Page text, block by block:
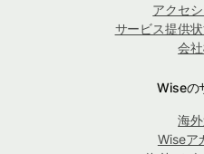
アクセ
サービス提供
会
Wiseの
海
Wiseア